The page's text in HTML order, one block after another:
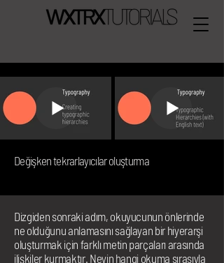
TÜRKÇE
İZLE
Değişken tekrarlayıcılar oluşturma
Dizgiden sonraki adım, okuyucunun önlerinde
ne olduğunu anlamasını sağlayan bir hiyerarşi
oluşturmak için farklı metin parçaları arasında
ilişkiler kurmaktır. Neyin hangi okuma sırasıyla